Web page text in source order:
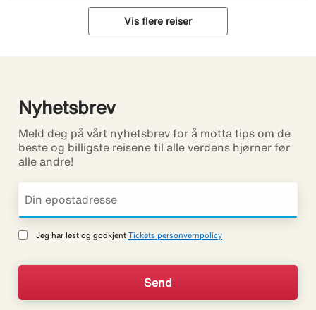
Vis flere reiser
Nyhetsbrev
Meld deg på vårt nyhetsbrev for å motta tips om de
beste og billigste reisene til alle verdens hjørner før
alle andre!
Jeg har lest og godkjent Tickets personvernpolicy